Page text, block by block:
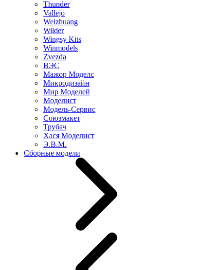
Thunder
Vallejo
Weizhuang
Wilder
Wingsy Kits
Winmodels
Zvezda
ВЭС
Мажор Моделс
Микродизайн
Мир Моделей
Моделист
Модель-Сервис
Союзмакет
Трубач
Хася Моделист
Э.В.М.
Сборные модели